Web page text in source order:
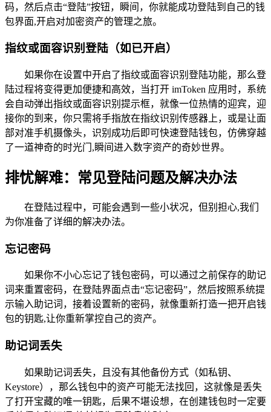
码，然后点击“登陆”按钮，瞬间，你就能成功登陆到自己的钱
包界面,开启对加密资产的管理之旅。
指纹或面容识别登陆（如已开启）
如果你在设置中开启了指纹或面容识别登陆功能，那么登
陆过程将变得更加便捷和高效，当打开 imToken 应用时，系统
会自动弹出指纹或面容识别提示框，就像一位热情的迎宾，迎
接你的到来，你只需将手指放在指纹识别传感器上，或是让面
部对准手机摄像头，识别成功后即可快速登陆钱包，仿佛穿越
了一道神奇的时光门,瞬间进入数字资产的奇妙世界。
排忧解难：常见登陆问题及解决办法
在登陆过程中，可能会遇到一些小状况，但别担心,我们
为你准备了详细的解决办法。
忘记密码
如果你不小心忘记了钱包密码，可以通过之前保存的助记
词来重置密码，在登陆界面点击“忘记密码”，然后按照系统提
示输入助记词，接着设置新的密码，就像重新打造一把开启钱
包的钥匙,让你重新掌控自己的资产。
助记词丢失
如果助记词丢失，且没有其他备份方式（如私钥、
Keystore），那么钱包中的资产可能无法找回，这就像是丢失
了打开宝藏的唯一钥匙，后果不堪设想，在创建钱包时一定要